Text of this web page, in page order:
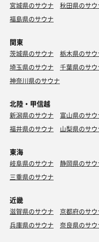
宮城県のサウナ
秋田県のサウ
福島県のサウナ
関東
茨城県のサウナ 栃木県のサウ
埼玉県のサウナ
千葉県のサウ
神奈川県のサウナ
北陸・甲信越
新潟県のサウナ 富山県のサウ
福井県のサウナ
山梨県のサウ
東海
岐阜県のサウナ 静岡県のサウ
三重県のサウナ
近畿
滋賀県のサウナ 京都府のサウ
兵庫県のサウナ
奈良県のサウ